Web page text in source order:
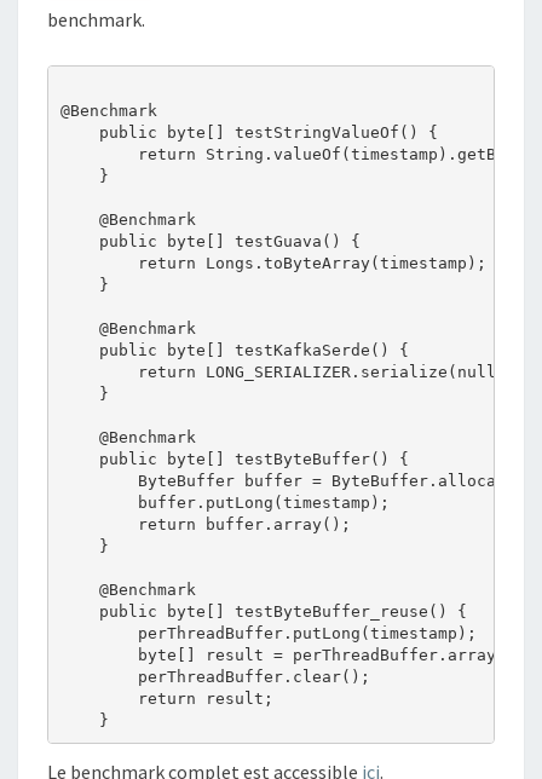
benchmark.
@Benchmark
    public byte[] testStringValueOf() {
return
    }
    @Benchmark
    public byte[] testGuava() {
        return Longs.toByteArray(timestamp);
    }
    @Benchmark
    public byte[] testKafkaSerde() {
return LONG_SERIALIZER.serialize(null,
    }
    @Benchmark
    public byte[] testByteBuffer() {
ByteBuffer buffer =
        buffer.putLong(timestamp);
        return buffer.array();
    }
    @Benchmark
    public byte[] testByteBuffer_reuse() {
        perThreadBuffer.putLong(timestamp);
        byte[] result = perThreadBuffer.array();
        perThreadBuffer.clear();
        return result;
Le benchmark complet est accessible ici.